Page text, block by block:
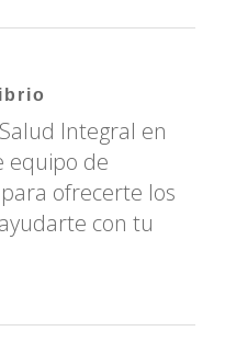
Integral en
equipo de
ofrecerte los
con tu